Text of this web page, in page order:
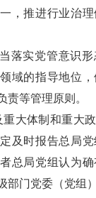
，推进行业治
落实党管意识
域的指导地位
责等管理原则。
重大体制和重大
及时报告总局党
总局党组认为
部门党委（党组